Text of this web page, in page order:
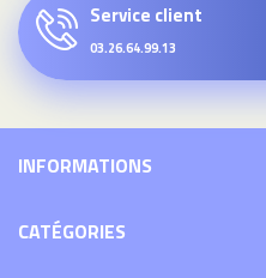
Service client
03.26.64.99.13
INFORMATIONS
CATÉGORIES